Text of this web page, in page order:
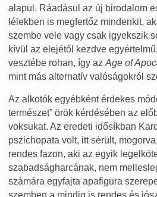
alapul. Ráadásul az új birodalom
lélekben is megfertőz mindenkit,
szembe vele vagy csak igyekszik
kívül az elejétől kezdve
vesztébe rohan, így az Age of
mint más alternatív valóságokról
Az alkotók egyébként érdekes
természet” örök kérdésében az
voksukat. Az eredeti idősíkban
pszichopata volt, itt sérült,
rendes fazon, aki az egyik
szabadságharcának, nem
számára egyfajta apafigura
szemben a mindig is rendes és